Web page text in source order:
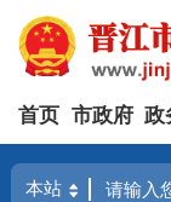
首页 市政府 政